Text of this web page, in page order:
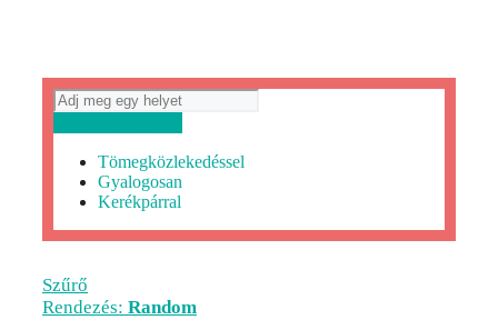
Tömegközlekedéssel
Gyalogosan
Kerékpárral
Szűrő
Rendezés: Random